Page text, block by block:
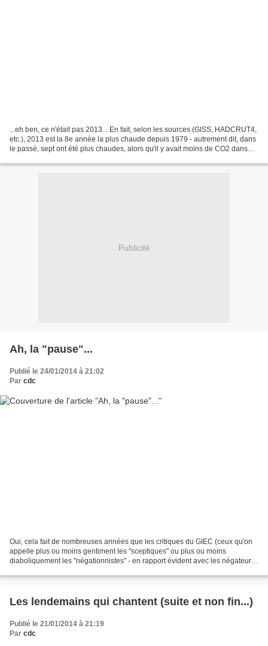
...eh ben, ce n'était pas 2013... En fait, selon les sources (GISS, HADCRUT4,
etc.), 2013 est la 8e année la plus chaude depuis 1979 - autrement dit, dans
le passé, sept ont été plus chaudes, alors qu'il y avait moins de CO2 dans
Publicité
Ah, la "pause"...
Publié le 24/01/2014 à 21:02
Par cdc
Oui, cela fait de nombreuses années que les critiques du GIEC (ceux qu'on
appelle plus ou moins gentiment les "sceptiques" ou plus ou moins
diaboliquement les "négationnistes" - en rapport évident avec les négateurs
Les lendemains qui chantent (suite et non fin...)
Publié le 21/01/2014 à 21:19
Par cdc